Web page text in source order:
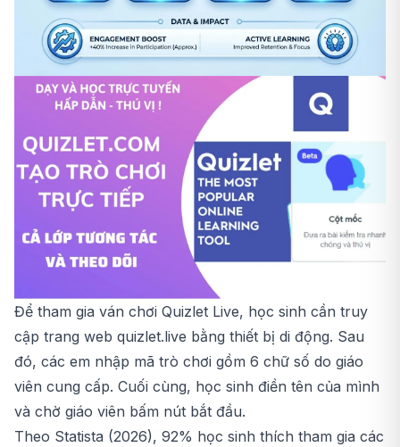
Để tham gia ván chơi Quizlet Live, học sinh cần truy
cập trang web quizlet.live bằng thiết bị di động. Sau
đó, các em nhập mã trò chơi gồm 6 chữ số do giáo
viên cung cấp. Cuối cùng, học sinh điền tên của mình
và chờ giáo viên bấm nút bắt đầu.
Theo Statista (2026), 92% học sinh thích tham gia các